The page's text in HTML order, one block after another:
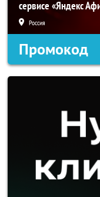
сервисе «Яндекс
Россия
Промокод